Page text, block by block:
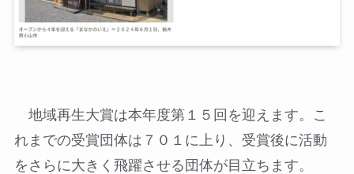
地域再生大賞は本年度第１５回を迎えます。こ
れまでの受賞団体は７０１に上り、受賞後に活動
をさらに大きく飛躍させる団体が目立ちます。